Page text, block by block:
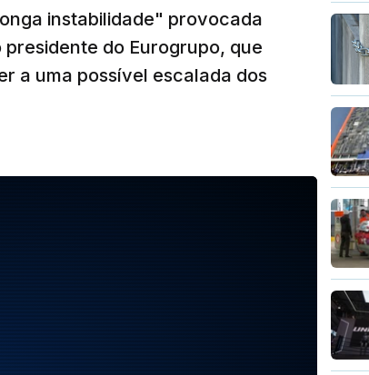
instabilidade" provocada
do Eurogrupo, que
a uma possível escalada dos